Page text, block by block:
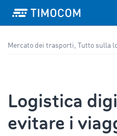
Mercato dei trasporti, Tutto sulla
Logistica
evitare i